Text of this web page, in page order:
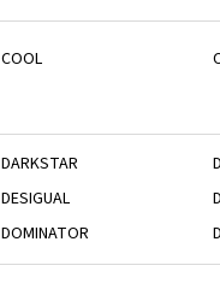
COOL
DARKSTAR
DESIGUAL
DOMINATOR